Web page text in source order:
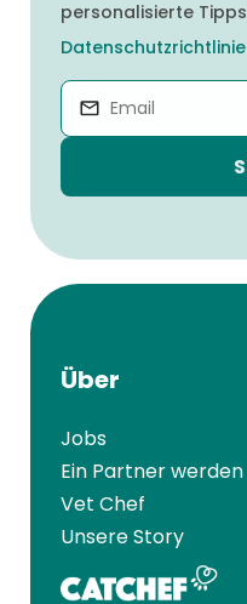
personalisierte
Datenschutzrichtlinie
Über
Jobs
Ein Partner werden
Vet Chef
Unsere Story